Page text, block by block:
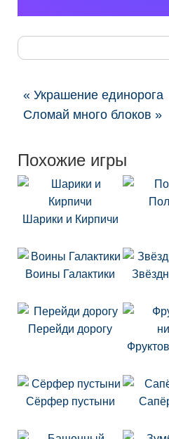
« Украшение единорога
Сломай много блоков »
Похожие игры
Шарики и Кирпичи
Воины Галактики
Перейди дорогу
Сёрфер пустыни